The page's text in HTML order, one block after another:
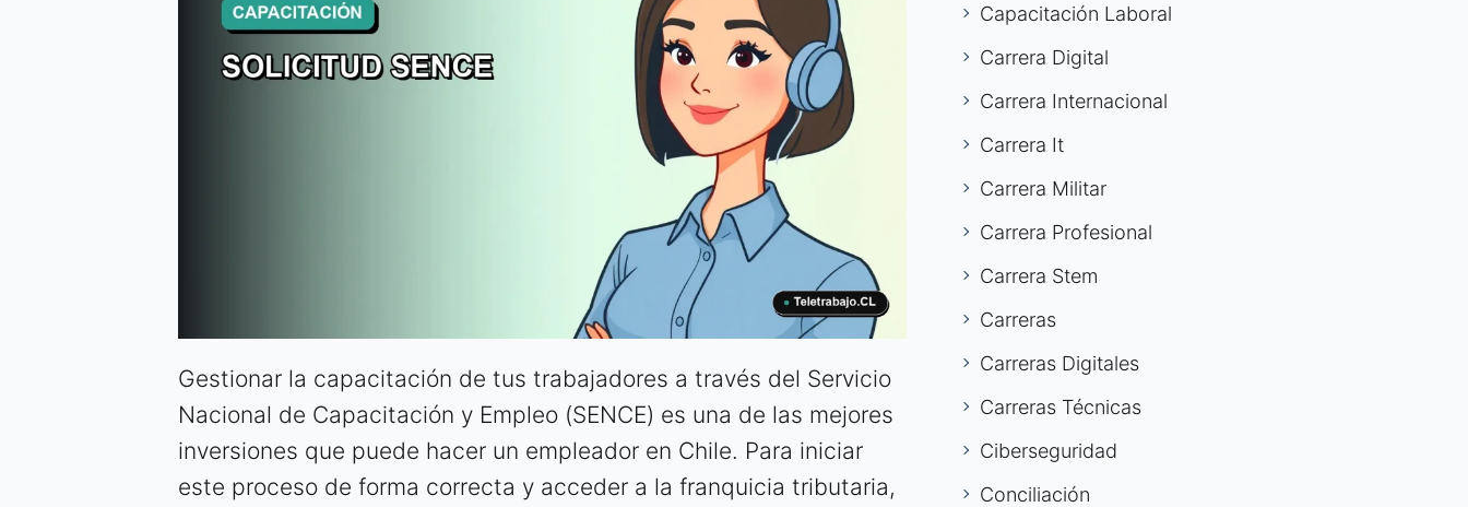
Gestionar la capacitación de tus trabajadores a través del Servicio
Nacional de Capacitación y Empleo (SENCE) es una de las mejores
inversiones que puede hacer un empleador en Chile. Para iniciar
este proceso de forma correcta y acceder a la franquicia tributaria,
Capacitación Laboral
Carrera Digital
Carrera Internacional
Carrera It
Carrera Militar
Carrera Profesional
Carrera Stem
Carreras
Carreras Digitales
Carreras Técnicas
Ciberseguridad
Conciliación